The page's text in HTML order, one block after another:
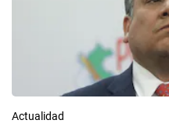
Actualidad